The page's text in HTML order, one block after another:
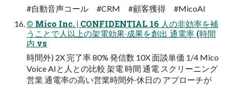
#⾃動⾳声コール #CRM #顧客獲得 #MicoAI
© Mico Inc. | CONFIDENTIAL 16 ⼈の⾮効率を補
うことで⼈以上の架電効果‧成果を創出 通電率 (時間
内 vs
時間外) 2X 完了率 80% 発信数 10X ⾯談単価 1/4 Mico
Voice AIと人との比較 架電 時間 通電 スクリーニング
営業 通電率の⾼い営業時間外‧休⽇の アプローチが